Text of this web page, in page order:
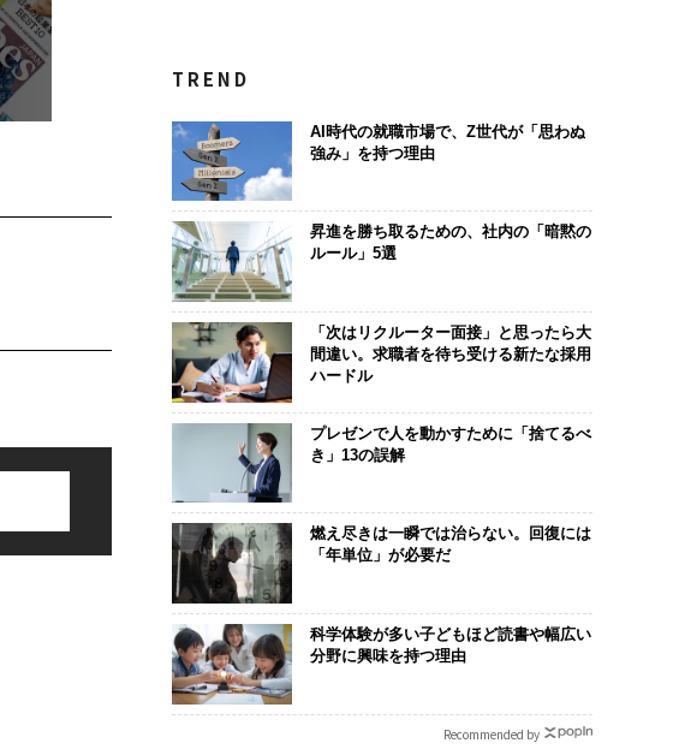
TREND
AI時代の就職市場で、Z世代が「思わぬ
強み」を持つ理由
昇進を勝ち取るための、社内の「暗黙の
ルール」5選
「次はリクルーター面接」と思ったら大
間違い。求職者を待ち受ける新たな採用
ハードル
プレゼンで人を動かすために「捨てるべ
き」13の誤解
燃え尽きは一瞬では治らない。回復には
「年単位」が必要だ
科学体験が多い子どもほど読書や幅広い
分野に興味を持つ理由
Recommended by